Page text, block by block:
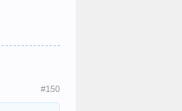
#150